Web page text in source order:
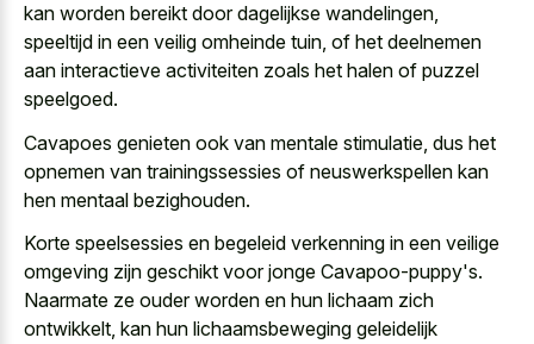
kan worden bereikt door dagelijkse wandelingen,
speeltijd in een veilig omheinde tuin, of het deelnemen
aan interactieve activiteiten zoals het halen of puzzel
speelgoed.
Cavapoes genieten ook van mentale stimulatie, dus het
opnemen van trainingssessies of neuswerkspellen kan
hen mentaal bezighouden.
Korte speelsessies en begeleid verkenning in een veilige
omgeving zijn geschikt voor jonge Cavapoo-puppy's.
Naarmate ze ouder worden en hun lichaam zich
ontwikkelt, kan hun lichaamsbeweging geleidelijk